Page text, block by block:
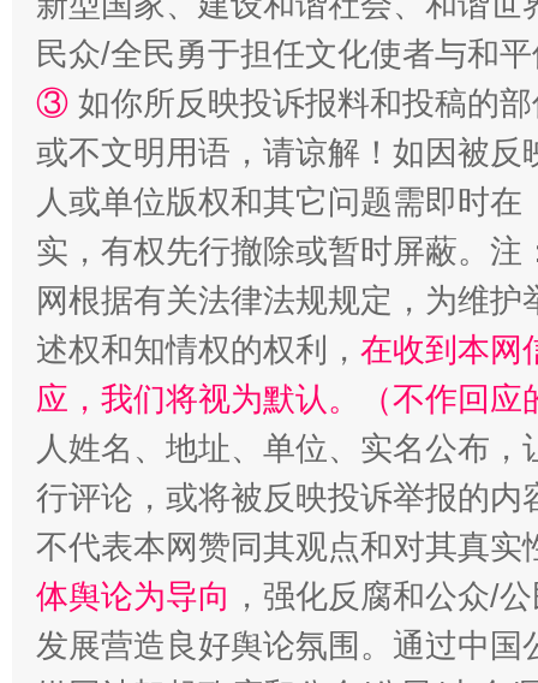
招工难、用工荒背后
民众/全民勇于担任文化使者与和
③ 如你所反映投诉报料和投稿的
或不文明用语，请谅解！如因被
人或单位版权和其它问题需即时在
实，有权先行撤除或暂时屏蔽。
网根据有关法律法规规定，为维
述权和知情权的权利， 在收到本网
应，我们将视为默认。（不作回应
人姓名、地址、单位、实名公布
行评论，或将被反映投诉举报的
不代表本网赞同其观点和对其真实
体舆论为导向 ，强化反腐和公众/
发展营造良好舆论氛围。通过中